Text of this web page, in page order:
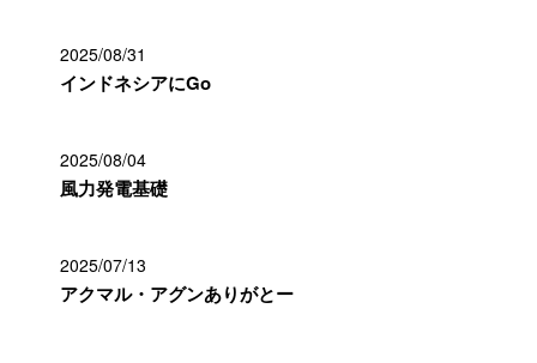
2025/08/31
インドネシアにGo
2025/08/04
風力発電基礎
2025/07/13
アクマル・アグンありがとー